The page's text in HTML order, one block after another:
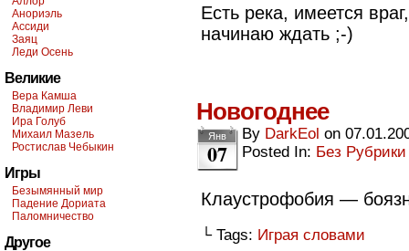
Анориэль
Ассиди
Заяц
Леди Осень
Великие
Вера Камша
Владимир Леви
Ира Голуб
Михаил Мазель
Ростислав Чебыкин
Игры
Безымянный мир
Падение Дориата
Паломничество
Другое
Есть река, имеется
начинаю ждать ;-)
Новогоднее
Янв
07
By DarkEol on
Posted In: Без Рубрики
Клаустрофобия —
└ Tags: Играя словами